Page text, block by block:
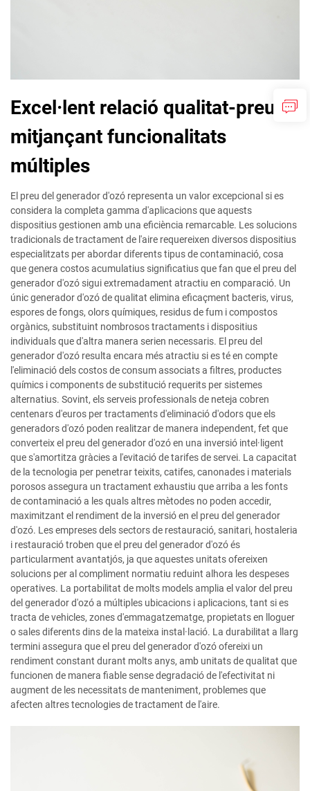
Excel·lent relació qualitat-preu
mitjançant funcionalitats
múltiples
El preu del generador d'ozó representa un valor excepcional si es
considera la completa gamma d'aplicacions que aquests
dispositius gestionen amb una eficiència remarcable. Les solucions
tradicionals de tractament de l'aire requereixen diversos dispositius
especialitzats per abordar diferents tipus de contaminació, cosa
que genera costos acumulatius significatius que fan que el preu del
generador d'ozó sigui extremadament atractiu en comparació. Un
únic generador d'ozó de qualitat elimina eficaçment bacteris, virus,
espores de fongs, olors químiques, residus de fum i compostos
orgànics, substituint nombrosos tractaments i dispositius
individuals que d'altra manera serien necessaris. El preu del
generador d'ozó resulta encara més atractiu si es té en compte
l'eliminació dels costos de consum associats a filtres, productes
químics i components de substitució requerits per sistemes
alternatius. Sovint, els serveis professionals de neteja cobren
centenars d'euros per tractaments d'eliminació d'odors que els
generadors d'ozó poden realitzar de manera independent, fet que
converteix el preu del generador d'ozó en una inversió intel·ligent
que s'amortitza gràcies a l'evitació de tarifes de servei. La capacitat
de la tecnologia per penetrar teixits, catifes, canonades i materials
porosos assegura un tractament exhaustiu que arriba a les fonts
de contaminació a les quals altres mètodes no poden accedir,
maximitzant el rendiment de la inversió en el preu del generador
d'ozó. Les empreses dels sectors de restauració, sanitari, hostaleria
i restauració troben que el preu del generador d'ozó és
particularment avantatjós, ja que aquestes unitats ofereixen
solucions per al compliment normatiu reduint alhora les despeses
operatives. La portabilitat de molts models amplia el valor del preu
del generador d'ozó a múltiples ubicacions i aplicacions, tant si es
tracta de vehicles, zones d'emmagatzematge, propietats en lloguer
o sales diferents dins de la mateixa instal·lació. La durabilitat a llarg
termini assegura que el preu del generador d'ozó ofereixi un
rendiment constant durant molts anys, amb unitats de qualitat que
funcionen de manera fiable sense degradació de l'efectivitat ni
augment de les necessitats de manteniment, problemes que
afecten altres tecnologies de tractament de l'aire.